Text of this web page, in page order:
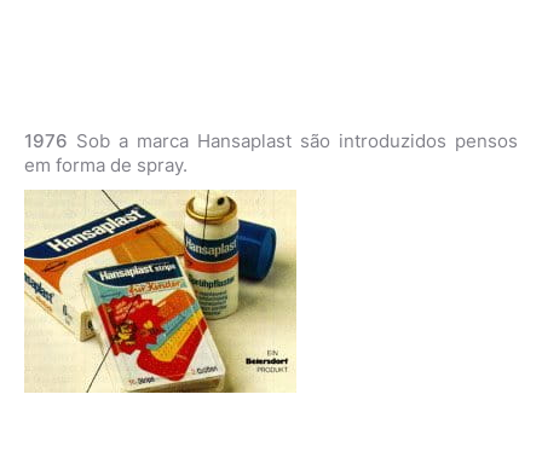
1976 Sob a marca Hansaplast são introduzidos pensos
em forma de spray.